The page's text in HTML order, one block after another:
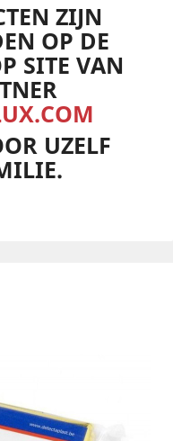
ZIJN
OP DE
SITE VAN
UZELF